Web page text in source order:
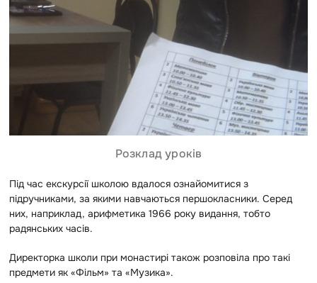
Розклад уроків
Під час екскурсії школою вдалося ознайомитися з
підручниками, за якими навчаються першокласники. Серед
них, наприклад, арифметика 1966 року видання, тобто
радянських часів.
Директорка школи при монастирі також розповіла про такі
предмети як «Фільм» та «Музика».